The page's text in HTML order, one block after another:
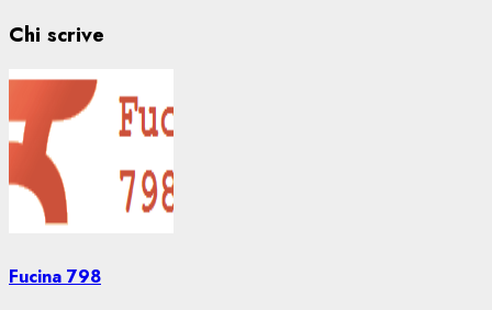
Chi scrive
Fucina 798